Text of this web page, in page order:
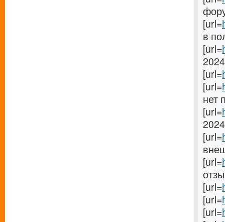
[url=
в
[url=
[url=
[url=
нет
[url=
[url=
[url=
[url=
[url=
[url=